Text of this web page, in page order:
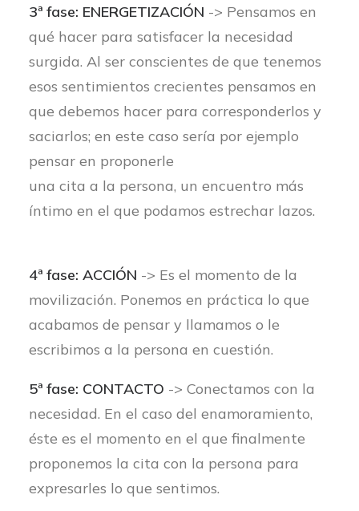
3ª fase: ENERGETIZACIÓN -> Pensamos en
qué hacer para satisfacer la necesidad
surgida. Al ser conscientes de que tenemos
esos sentimientos crecientes pensamos en
que debemos hacer para corresponderlos y
saciarlos; en este caso sería por ejemplo
pensar en proponerle
una cita a la persona, un encuentro más
íntimo en el que podamos estrechar lazos.
4ª fase: ACCIÓN -> Es el momento de la
movilización. Ponemos en práctica lo que
acabamos de pensar y llamamos o le
escribimos a la persona en cuestión.
5ª fase: CONTACTO -> Conectamos con la
necesidad. En el caso del enamoramiento,
éste es el momento en el que finalmente
proponemos la cita con la persona para
expresarles lo que sentimos.